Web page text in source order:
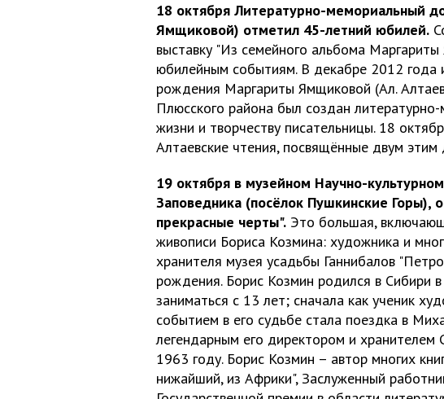
18 октября Литературно-мемориальный
Ямщиковой) отметил 45-летний юбилей.
выставку "Из семейного альбома
юбилейным событиям. В декабре 2012 года
рождения Маргариты Ямщиковой (Ал.
Плюсского района был создан
жизни и творчеству писательницы. 18
Алтаевские чтения, посвящённые двум
19 октября в музейном Научно-
Заповедника (посёлок Пушкинские Горы),
прекрасные черты". Это большая,
живописи Бориса Козмина: художника и
хранителя музея усадьбы Ганнибалов
рождения. Борис Козмин родился в Сибири
заниматься с 13 лет; сначала как ученик
событием в его судьбе стала поездка в
легендарным его директором и хранителем
1963 году. Борис Козмин – автор многих
нижайший, из Африки", Заслуженный